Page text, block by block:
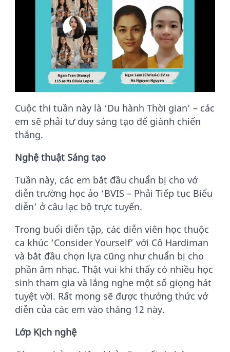
Cuộc thi tuần này là ‘Du hành Thời gian’ – các
em sẽ phải tư duy sáng tạo để giành chiến
thắng.
Nghệ thuật Sáng tạo
Tuần này, các em bắt đầu chuẩn bị cho vở
diễn trường học ảo ‘BVIS – Phải Tiếp tục Biểu
diễn’ ở câu lạc bộ trực tuyến.
Trong buổi diễn tập, các diễn viên học thuộc
ca khúc ‘Consider Yourself’ với Cô Hardiman
và bắt đầu chọn lựa cũng như chuẩn bị cho
phần âm nhạc. Thật vui khi thấy có nhiều học
sinh tham gia và lắng nghe một số giọng hát
tuyệt vời. Rất mong sẽ được thưởng thức vở
diễn của các em vào tháng 12 này.
Lớp Kịch nghệ